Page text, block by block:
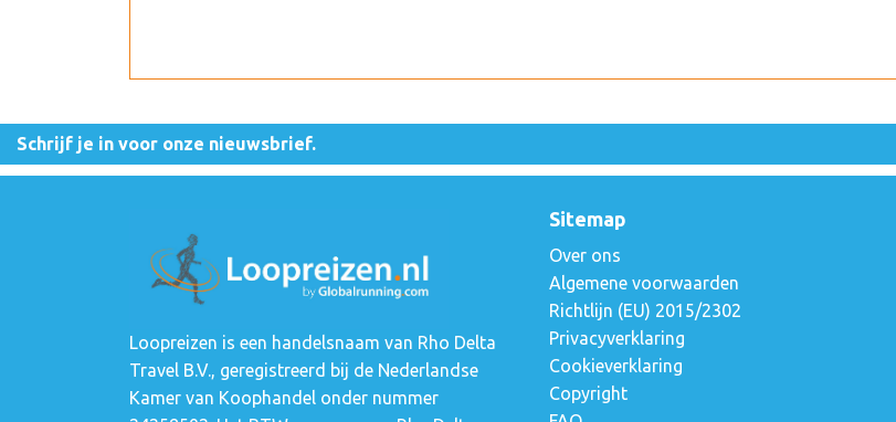
Schrijf je in voor onze nieuwsbrief.
Loopreizen is een handelsnaam van Rho Delta
Travel B.V., geregistreerd bij de Nederlandse
Kamer van Koophandel onder nummer
Sitemap
Over ons
Algemene voorwaarden
Richtlijn (EU) 2015/2302
Privacyverklaring
Cookieverklaring
Copyright